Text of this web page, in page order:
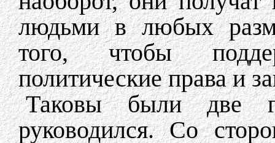
людьми в любых
того, чтобы
политические права и
Таковы были две
руководился. Со